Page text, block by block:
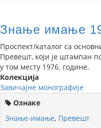
Знање имање
Проспект/каталог са
Превешт, који је штампан
у том месту 1976. године.
Колекција
Завичајне монографије
Ознаке
Знање-имање, Превешт